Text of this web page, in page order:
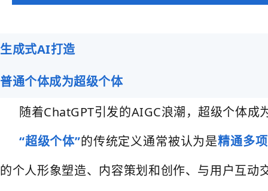
生成式AI打造
普通个体成为超级个体
随着ChatGPT引发的AIGC浪潮，超级个体成
“超级个体”的传统定义通常被认为是精通多
的个人形象塑造、内容策划和创作、与用户互